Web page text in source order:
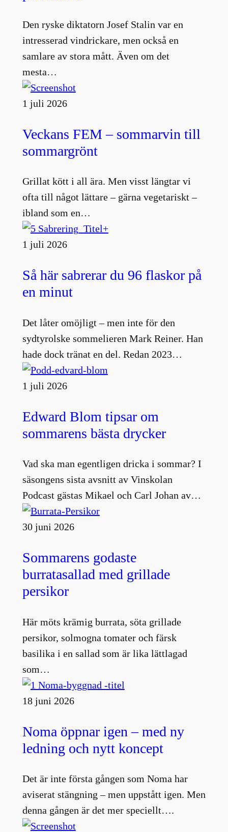
Den ryske diktatorn Josef Stalin var en
intresserad vindrickare, men också en
samlare av stora mått. Även om det
mesta…
1 juli 2026
Veckans FEM – sommarvin till
sommargrönt
Grillat kött i all ära. Men visst längtar vi
ofta till något lättare – gärna vegetariskt –
ibland som en…
1 juli 2026
Så här sabrerar du 96 flaskor på
en minut
Det låter omöjligt – men inte för den
sydtyrolske sommelieren Mark Reiner. Han
hade dock tränat en del. Redan 2023…
1 juli 2026
Edward Blom tipsar om
sommarens bästa drycker
Vad ska man egentligen dricka i sommar? I
säsongens sista avsnitt av Vinskolan
Podcast gästas Mikael och Carl Johan av…
30 juni 2026
Sommarens godaste
burratasallad med grillade
persikor
Här möts krämig burrata, söta grillade
persikor, solmogna tomater och färsk
basilika i en sallad som är lika lättlagad
som…
18 juni 2026
Noma öppnar igen – med ny
ledning och nytt koncept
Det är inte första gången som Noma har
aviserat stängning – men uppstått igen. Men
denna gången är det mer speciellt….